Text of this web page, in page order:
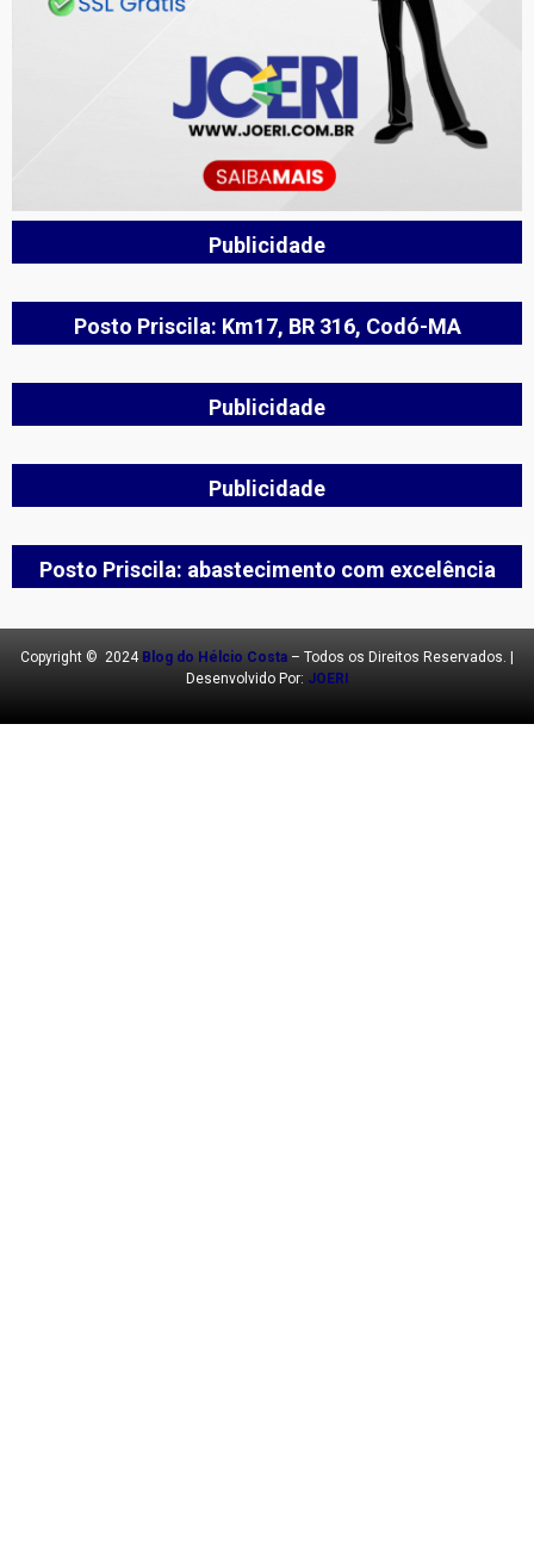
Publicidade
Posto Priscila: Km17, BR 316, Codó-MA
Publicidade
Publicidade
Posto Priscila: abastecimento com excelência
Copyright © 2024 Blog do Hélcio Costa – Todos os Direitos Reservados. |
Desenvolvido Por: JOERI